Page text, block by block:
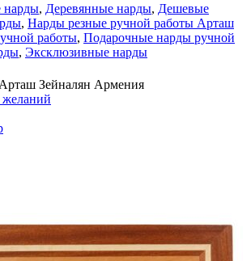
нарды, Деревянные нарды, Дешевые
, Нарды резные ручной работы Арташ
работы, Подарочные нарды ручной
, Эксклюзивные нарды
Зейналян Армения
желаний